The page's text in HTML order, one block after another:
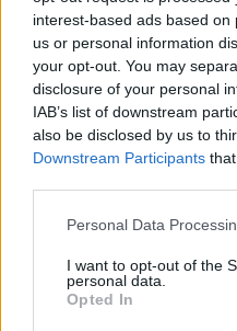
interest-based ads based
us or personal information
your opt-out. You may
disclosure of your personal
IAB’s list of downstream
also be disclosed by us to
Downstream Participants
Personal Data
I want to opt-out of the
personal data.
Opted In